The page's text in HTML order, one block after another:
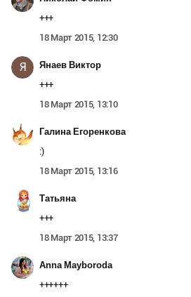
+++
18 Март 2015, 12:30
Я Янаев Виктор
+++
18 Март 2015, 13:10
Галина Егоренкова
:)
18 Март 2015, 13:16
Татьяна
+++
18 Март 2015, 13:37
Anna Mayboroda
++++++